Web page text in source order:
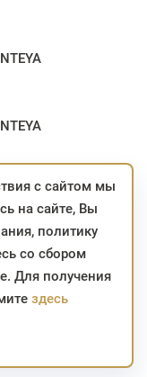
в магазинах во
изделия;
приобрести с
до 2
с рассрочкой до
с сайтом мы
на сайте, Вы
политику
со сбором
Для получения
здесь